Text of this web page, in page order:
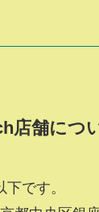
店舗につ
です。